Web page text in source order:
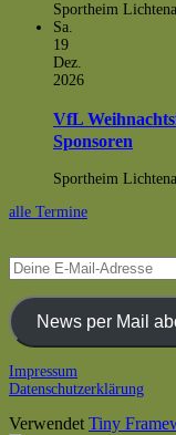
Sportheim
Sa.
19
Dez.
2026
VfL
Sponsoren
Sportheim
alle Termine
Deine
E-
Mail-
AdresseNews per Mail
Footer
Inhalt
Impressum
Datenschutzerklärung
Verwendet Tiny